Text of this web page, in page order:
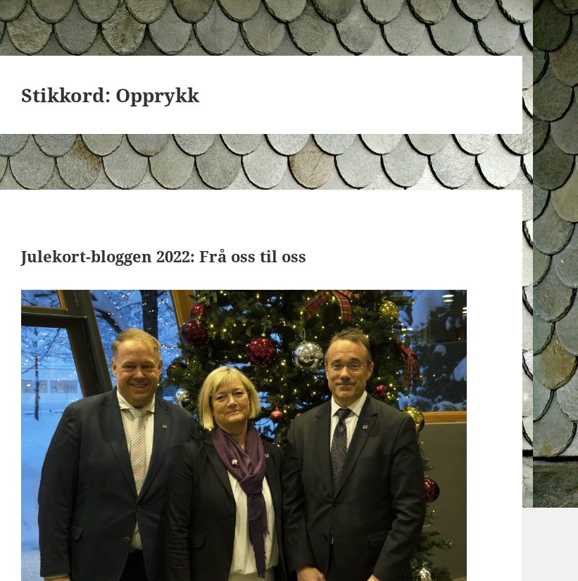
Stikkord: Opprykk
Julekort-bloggen 2022: Frå oss til oss